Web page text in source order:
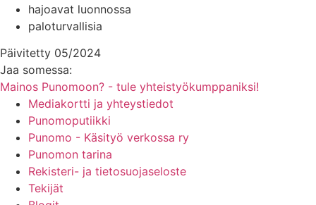
hajoavat luonnossa
paloturvallisia
Päivitetty 05/2024
Jaa somessa:
Mainos Punomoon? - tule yhteistyökumppaniksi!
Mediakortti ja yhteystiedot
Punomoputiikki
Punomo - Käsityö verkossa ry
Punomon tarina
Rekisteri- ja tietosuojaseloste
Tekijät